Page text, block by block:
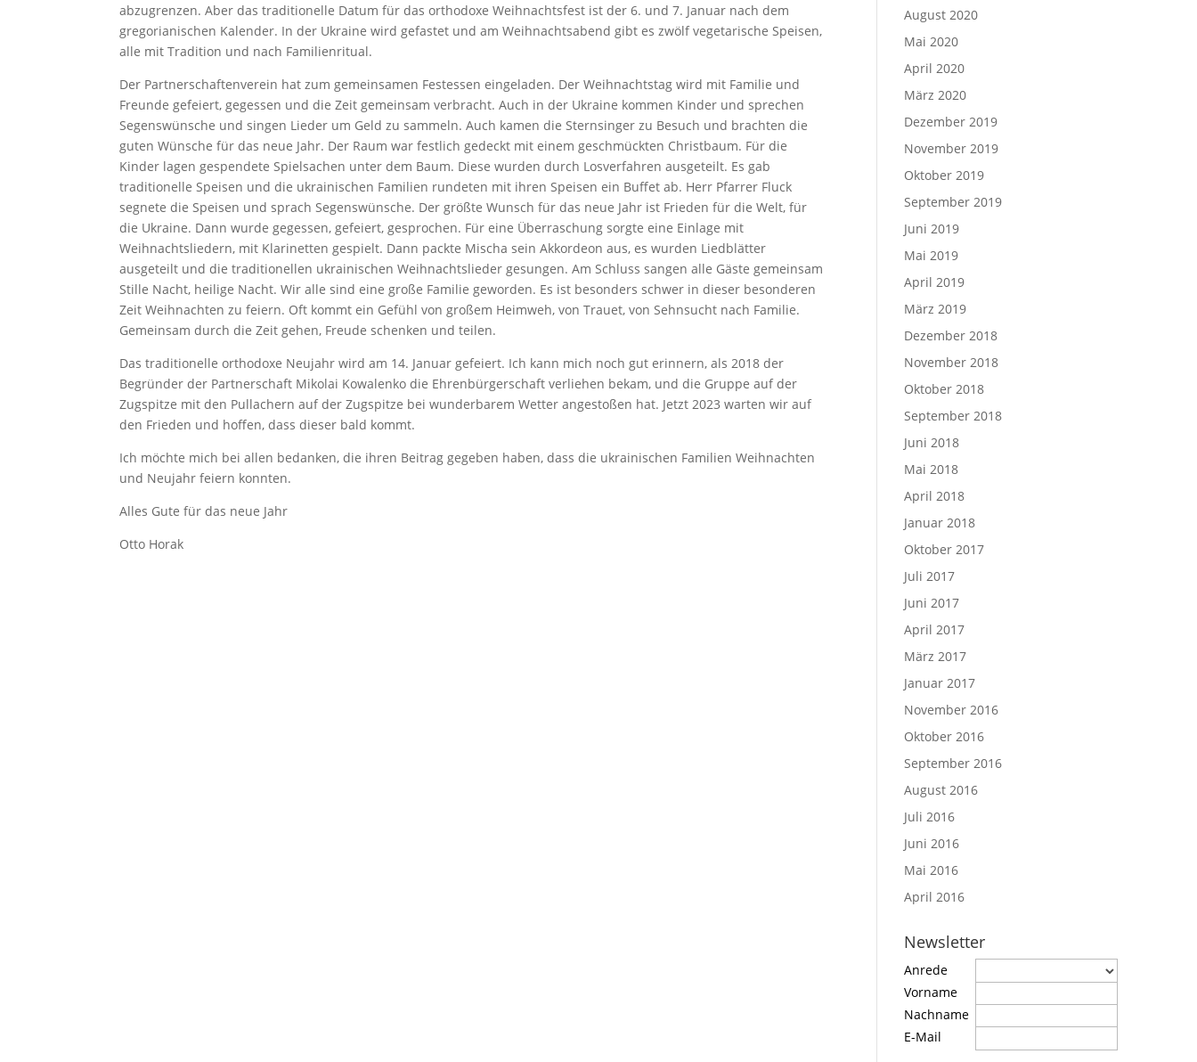
abzugrenzen. Aber das traditionelle Datum für das orthodoxe Weihnachtsfest ist der 6. und 7. Januar nach dem
gregorianischen Kalender. In der Ukraine wird gefastet und am Weihnachtsabend gibt es zwölf vegetarische Speisen,
alle mit Tradition und nach Familienritual.
Der Partnerschaftenverein hat zum gemeinsamen Festessen eingeladen. Der Weihnachtstag wird mit Familie und
Freunde gefeiert, gegessen und die Zeit gemeinsam verbracht. Auch in der Ukraine kommen Kinder und sprechen
Segenswünsche und singen Lieder um Geld zu sammeln. Auch kamen die Sternsinger zu Besuch und brachten die
guten Wünsche für das neue Jahr. Der Raum war festlich gedeckt mit einem geschmückten Christbaum. Für die
Kinder lagen gespendete Spielsachen unter dem Baum. Diese wurden durch Losverfahren ausgeteilt. Es gab
traditionelle Speisen und die ukrainischen Familien rundeten mit ihren Speisen ein Buffet ab. Herr Pfarrer Fluck
segnete die Speisen und sprach Segenswünsche. Der größte Wunsch für das neue Jahr ist Frieden für die Welt, für
die Ukraine. Dann wurde gegessen, gefeiert, gesprochen. Für eine Überraschung sorgte eine Einlage mit
Weihnachtsliedern, mit Klarinetten gespielt. Dann packte Mischa sein Akkordeon aus, es wurden Liedblätter
ausgeteilt und die traditionellen ukrainischen Weihnachtslieder gesungen. Am Schluss sangen alle Gäste gemeinsam
Stille Nacht, heilige Nacht. Wir alle sind eine große Familie geworden. Es ist besonders schwer in dieser besonderen
Zeit Weihnachten zu feiern. Oft kommt ein Gefühl von großem Heimweh, von Trauet, von Sehnsucht nach Familie.
Gemeinsam durch die Zeit gehen, Freude schenken und teilen.
Das traditionelle orthodoxe Neujahr wird am 14. Januar gefeiert. Ich kann mich noch gut erinnern, als 2018 der
Begründer der Partnerschaft Mikolai Kowalenko die Ehrenbürgerschaft verliehen bekam, und die Gruppe auf der
Zugspitze mit den Pullachern auf der Zugspitze bei wunderbarem Wetter angestoßen hat. Jetzt 2023 warten wir auf
den Frieden und hoffen, dass dieser bald kommt.
Ich möchte mich bei allen bedanken, die ihren Beitrag gegeben haben, dass die ukrainischen Familien Weihnachten
und Neujahr feiern konnten.
Alles Gute für das neue Jahr
Otto Horak
August 2020
Mai 2020
April 2020
März 2020
Dezember 2019
November 2019
Oktober 2019
September 2019
Juni 2019
Mai 2019
April 2019
März 2019
Dezember 2018
November 2018
Oktober 2018
September 2018
Juni 2018
Mai 2018
April 2018
Januar 2018
Oktober 2017
Juli 2017
Juni 2017
April 2017
März 2017
Januar 2017
November 2016
Oktober 2016
September 2016
August 2016
Juli 2016
Juni 2016
Mai 2016
April 2016
Newsletter
Anrede
Vorname
Nachname
E-Mail